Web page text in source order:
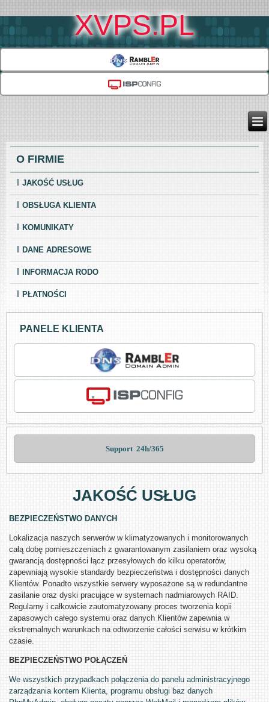
XVPS.PL
O FIRMIE
JAKOŚĆ USŁUG
OBSŁUGA KLIENTA
KOMUNIKATY
DANE ADRESOWE
INFORMACJA RODO
PŁATNOŚCI
PANELE KLIENTA
Support  24h/365
JAKOŚĆ USŁUG
BEZPIECZEŃSTWO DANYCH
Lokalizacja naszych serwerów w klimatyzowanych i monitorowanych
całą dobę pomieszczeniach z gwarantowanym zasilaniem oraz wysoką
gwarancją dostępności łącz przesyłowych do kilku operatorów,
zapewniają wysokie standardy bezpieczeństwa i dostępności danych
Klientów. Ponadto wszystkie serwery wyposażone są w redundantne
zasilanie oraz dyski pracujące w systemach nadmiarowych RAID.
Regularny i całkowicie zautomatyzowany proces tworzenia kopii
zapasowych całego systemu oraz danych Klientów zapewnia w
ekstremalnych warunkach na odtworzenie całości serwisu w krótkim
czasie.
BEZPIECZEŃSTWO POŁĄCZEŃ
We wszystkich przypadkach połączenia do panelu administracyjnego
zarządzania kontem Klienta, programu obsługi baz danych